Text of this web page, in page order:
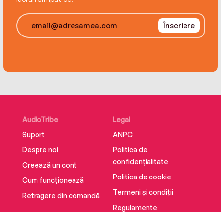
Înscriere
AudioTribe
Suport
Despre noi
Creează un cont
Cum funcționează
Retragere din comandă
Legal
ANPC
Politica de
confidențialitate
Politica de cookie
Termeni și condiții
Regulamente